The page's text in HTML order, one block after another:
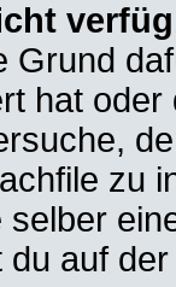
Grund
hat
zu
auf